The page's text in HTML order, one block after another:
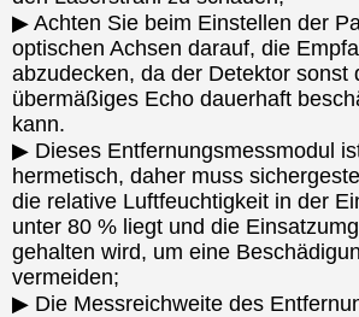
▶ Achten Sie beim Einstellen der
optischen Achsen darauf, die
abzudecken, da der Detektor sonst
übermäßiges Echo dauerhaft
kann.
▶ Dieses Entfernungsmessmodul
hermetisch, daher muss
die relative Luftfeuchtigkeit in der
unter 80 % liegt und die
gehalten wird, um eine
vermeiden;
▶ Die Messreichweite des